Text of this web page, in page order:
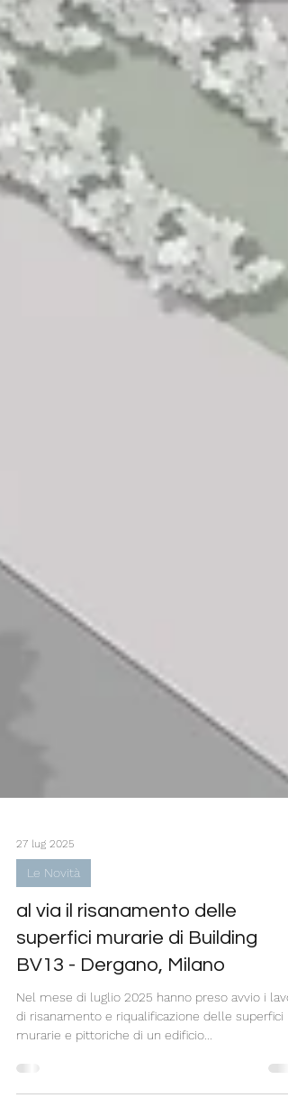
27 lug 2025
Le Novità
al via il risanamento delle
superfici murarie di Building
BV13 - Dergano, Milano
Nel mese di luglio 2025 hanno preso avvio i